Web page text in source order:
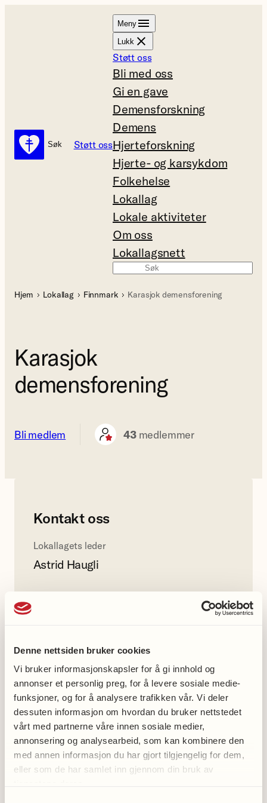
Denne nettsiden bruker cookies
Vi bruker informasjonskapsler for å gi innhold og
annonser et personlig preg, for å levere sosiale medie-
funksjoner, og for å analysere trafikken vår. Vi deler
dessuten informasjon om hvordan du bruker nettstedet
vårt med partnerne våre innen sosiale medier,
annonsering og analysearbeid, som kan kombinere den
med annen informasjon du har gjort tilgjengelig for dem,
eller som de har samlet inn gjennom din bruk av
Søk
Søk Støtt oss
Meny
Lukk
Støtt oss
Bli med oss
Gi en gave
Demensforskning
Demens
Hjerteforskning
Hjerte- og karsykdom
Folkehelse
Lokallag
Lokale aktiviteter
Om oss
Lokallagsnett
Hjem Lokallag Finnmark Karasjok demensforening
Karasjok
demensforening
Bli medlem 43medlemmer
Kontakt oss
Lokallagets leder
Astrid Haugli
95848872
Karasjok demensforening
gruppe
Facebook
Med oss-aktiviteter